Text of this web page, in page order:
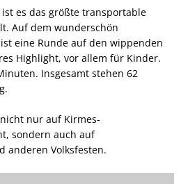
es das größte transportable
Auf dem wunderschön
eine Runde auf den wippenden
Highlight, vor allem für Kinder.
Insgesamt stehen 62
nur auf Kirmes-
sondern auch auf
anderen Volksfesten.